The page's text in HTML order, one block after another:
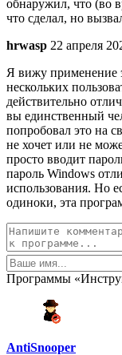
обнаружил, что (во
что сделал, но
hrwasp 22 апреля
Я вижу применение
нескольких
действительно
вы единственный
попробовал это на
не хочет или не
просто вводит
пароль Windows
использования. Но
одиноки, эта
Программы
AntiSnooper